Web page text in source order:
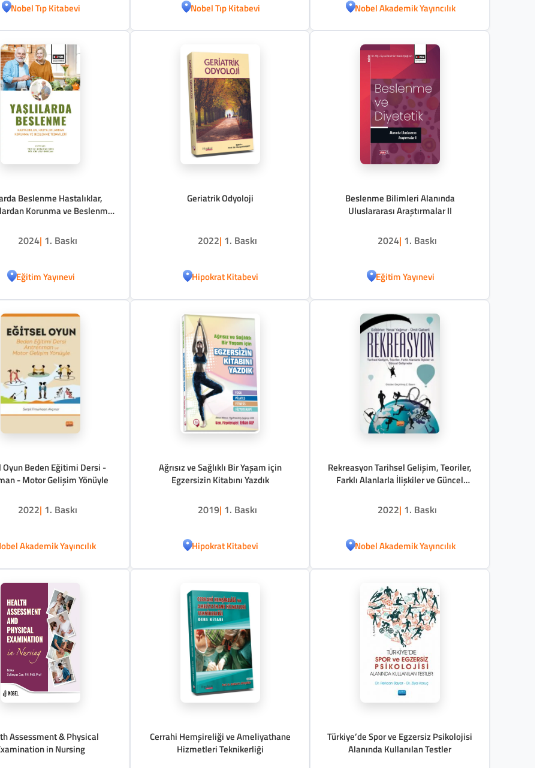
Nobel Tıp Kitabevi Nobel Tıp Kitabevi Nobel Akademik Yayıncılık
Beslenme Hastalıklar,
Korunma ve Beslenme
2024| 1. Baskı
Eğitim Yayınevi
Geriatrik Odyoloji
2022| 1. Baskı
Hipokrat Kitabevi
Beslenme Bilimleri Alanında
Uluslararası Araştırmalar II
2024| 1. Baskı
Eğitim Yayınevi
Oyun Beden Eğitimi Dersi -
- Motor Gelişim Yönüyle
2022| 1. Baskı
Akademik Yayıncılık
Ağrısız ve Sağlıklı Bir Yaşam için
Egzersizin Kitabını Yazdık
2019| 1. Baskı
Hipokrat Kitabevi
Rekreasyon Tarihsel Gelişim, Teoriler,
Farklı Alanlarla İlişkiler ve Güncel
2022| 1. Baskı
Nobel Akademik Yayıncılık
Assessment & Physical
in Nursing
Cerrahi Hemşireliği ve Ameliyathane
Hizmetleri Teknikerliği
Türkiye’de Spor ve Egzersiz Psikolojisi
Alanında Kullanılan Testler